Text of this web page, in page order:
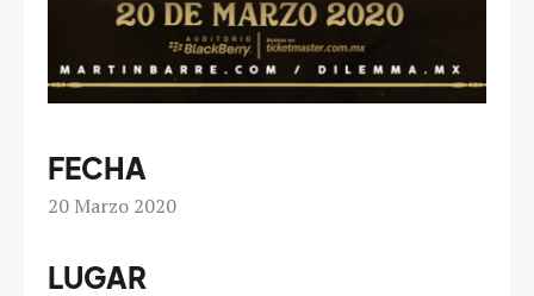
FECHA
20 Marzo 2020
LUGAR